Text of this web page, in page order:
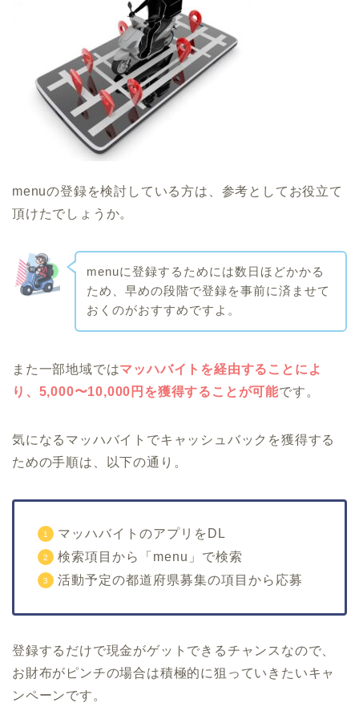
menuの登録を検討している方は、参考としてお役立て
頂けたでしょうか。
menuに登録するためには数日ほどかかる
ため、早めの段階で登録を事前に済ませて
おくのがおすすめですよ。
また一部地域ではマッハバイトを経由することによ
り、5,000〜10,000円を獲得することが可能です。
気になるマッハバイトでキャッシュバックを獲得する
ための手順は、以下の通り。
マッハバイトのアプリをDL
検索項目から「menu」で検索
活動予定の都道府県募集の項目から応募
登録するだけで現金がゲットできるチャンスなので、
お財布がピンチの場合は積極的に狙っていきたいキャ
ンペーンです。